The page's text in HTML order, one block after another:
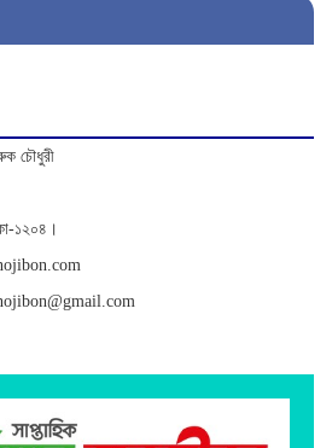
দুর্ঘটনায় আহতদের উদ্ধারে সেনাবাহিনী
অনিয়ম ও দুর্নীতির অভিযোগে বিরুদ্ধে
অনুসন্ধান
চৌধুরী
১২০৪।